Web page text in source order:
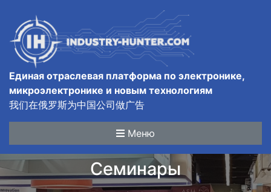
Единая отраслевая платформа по электронике,
микроэлектронике и новым технологиям
我们在俄罗斯为中国公司做广告
Меню
Семинары